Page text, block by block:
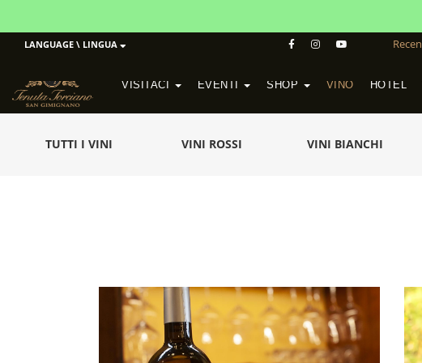
LANGUAGE \ LINGUA
VISITACI EVENTI SHOP VINO HOTEL
TUTTI I VINI VINI ROSSI VINI BIANCHI